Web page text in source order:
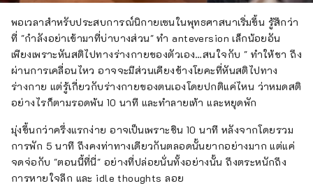
พอเวลาสำหรับประสบการณ์นิกายเซนในพุทธศาสนาเริ่มขึ้น รู้สึกว่า
ที่ "กำลังอย่าเข้ามาที่บ่าบางส่วน" ทำ anteversion เล็กน้อยอัน
เพียงเพราะหันสติไปทางร่างกายของตัวเอง…สนใจกับ " ทำให้ชา ถึง
ผ่านการเคลื่อนไหว อาจจะมีส่วนเคียงข้างโยคะที่หันสติไปทาง
ร่างกาย แต่รู้เกี่ยวกับร่างกายของตนเองโดยปกติแค่ไหน ว่าหมดสติ
อย่างไรก็ตามรอดพ้น 10 นาที และทำลายเท้า และหยุดพัก
มุ่งขึ้นกว่าครึ่งแรกง่าย อาจเป็นเพราะชิน 10 นาที หลังจากโดยรวม
การพัก 5 นาที ถึงคงท่าทางเดียวกันตลอดนั้นยากอย่างมาก แต่แค่
จดจ่อกับ "ตอนนี้ที่นี่" อย่างที่ปล่อยนั่นทั้งอย่างนั้น ถึงตระหนักถึง
การหายใจลึก และ idle thoughts ลอย